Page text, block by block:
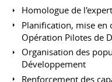
Homologue de
Planification, mise en
Opération Pilotes de
Organisation des
Développement
Renforcement des